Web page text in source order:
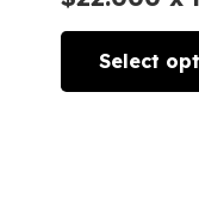
Select